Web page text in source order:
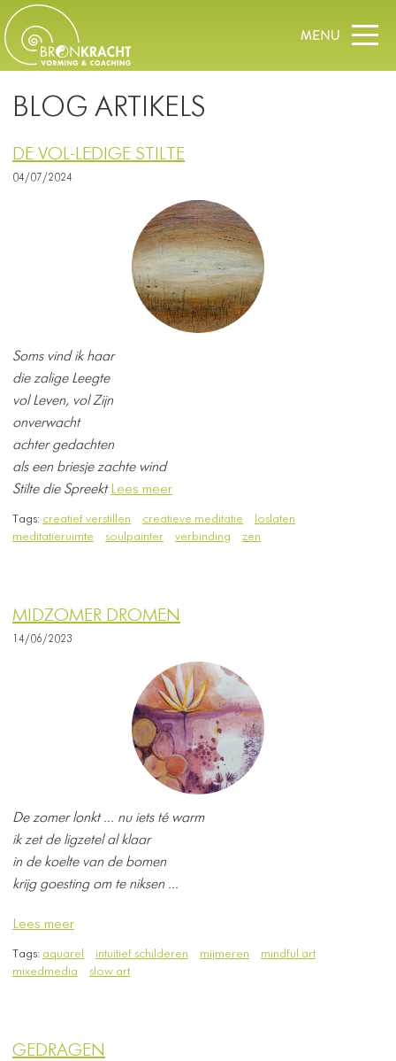
BLOG ARTIKELS
DE VOL-LEDIGE STILTE
04/07/2024
Soms vind ik haar
die zalige Leegte
vol Leven, vol Zijn
onverwacht
achter gedachten
als een briesje zachte wind
Stilte die Spreekt Lees meer
Tags: creatief verstillen creatieve meditatie
loslaten
meditatieruimte
soulpainter verbinding zen
MIDZOMER DROMEN
14/06/2023
De zomer lonkt ... nu iets té warm
ik zet de ligzetel al klaar
in de koelte van de bomen
krijg goesting om te niksen ...
Lees meer
Tags: aquarel intuitief schilderen mijmeren
mindful art
mixedmedia
slow art
GEDRAGEN